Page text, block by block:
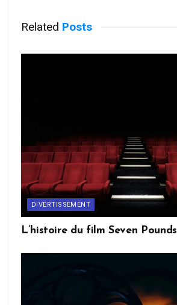
Related Posts
DIVERTISSEMENT
L’histoire du film Seven Pounds